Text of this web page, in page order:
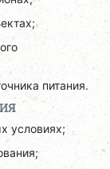
питания.
условиях;